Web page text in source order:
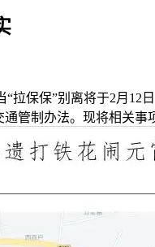
保保”别离将于2月12
管制办法。现将相关事